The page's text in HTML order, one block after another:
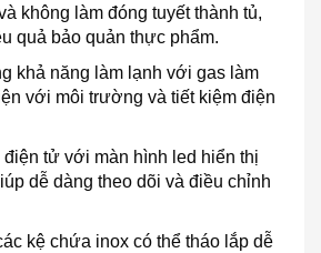
không làm đóng tuyết thành tủ,
quả bảo quản thực phẩm.
khả năng làm lạnh với gas làm
với môi trường và tiết kiệm điện
tử với màn hình led hiển thị
dễ dàng theo dõi và điều chỉnh
kệ chứa inox có thể tháo lắp dễ